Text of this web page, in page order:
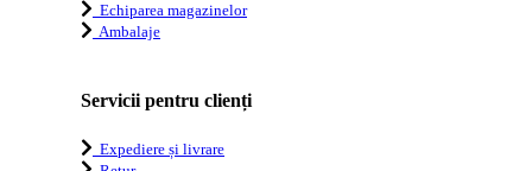
Echiparea magazinelor
Ambalaje
Servicii pentru clienți
Expediere și livrare